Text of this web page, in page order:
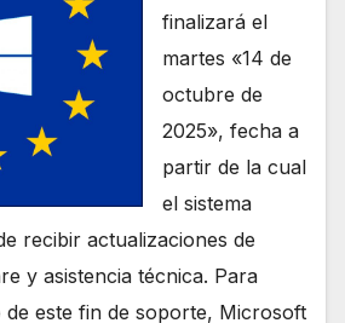
finalizará el
martes «14 de
octubre de
2025», fecha a
partir de la cual
el sistema
recibir actualizaciones de
y asistencia técnica. Para
de este fin de soporte, Microsoft